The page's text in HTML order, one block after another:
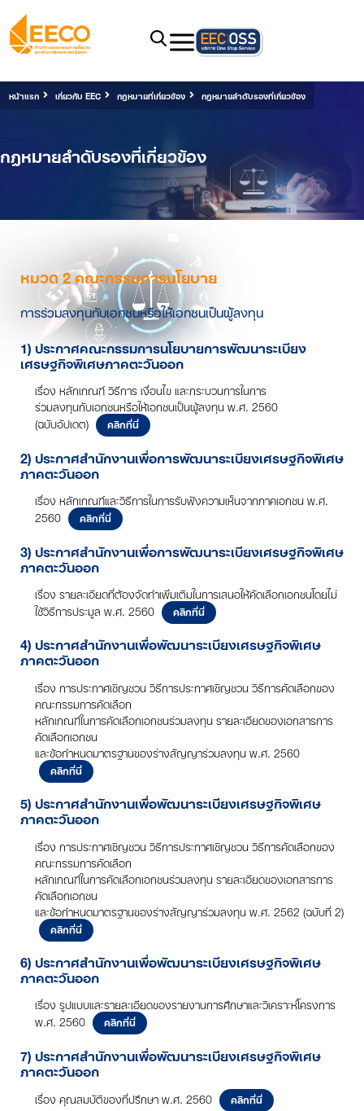
หน้าแรก เกี่ยวกับ EEC กฎหมายที่เกี่ยวข้อง กฎหมายลำดับรองที่เกี่ยวข้อง
กฎหมายลำดับรองที่เกี่ยวข้อง
หมวด 2 คณะกรรมการนโยบาย
การร่วมลงทุนกับเอกชนหรือให้เอกชนเป็นผู้ลงทุน
1) ประกาศคณะกรรมการนโยบายการพัฒนาระเบียง
เศรษฐกิจพิเศษภาคตะวันออก
เรื่อง หลักเกณฑ์ วิธีการ เงื่อนไข และกระบวนการในการ
ร่วมลงทุนกับเอกชนหรือให้เอกชนเป็นผู้ลงทุน พ.ศ. 2560
(ฉบับอัปเดต) คลิกที่นี่
2) ประกาศสำนักงานเพื่อการพัฒนาระเบียงเศรษฐกิจพิเศษ
ภาคตะวันออก
เรื่อง หลักเกณฑ์และวิธีการในการรับฟังความเห็นจากภาคเอกชน พ.ศ.
2560 คลิกที่นี่
3) ประกาศสำนักงานเพื่อการพัฒนาระเบียงเศรษฐกิจพิเศษ
ภาคตะวันออก
เรื่อง รายละเอียดที่ต้องจัดทำเพิ่มเติมในการเสนอให้คัดเลือกเอกชนโดยไม่
ใช้วิธีการประมูล พ.ศ. 2560 คลิกที่นี่
4) ประกาศสำนักงานเพื่อพัฒนาระเบียงเศรษฐกิจพิเศษ
ภาคตะวันออก
เรื่อง การประกาศเชิญชวน วิธีการประกาศเชิญชวน วิธีการคัดเลือกของ
คณะกรรมการคัดเลือก
หลักเกณฑ์ในการคัดเลือกเอกชนร่วมลงทุน รายละเอียดของเอกสารการ
คัดเลือกเอกชน
และข้อกำหนดมาตรฐานของร่างสัญญาร่วมลงทุน พ.ศ. 2560
คลิกที่นี่
5) ประกาศสำนักงานเพื่อพัฒนาระเบียงเศรษฐกิจพิเศษ
ภาคตะวันออก
เรื่อง การประกาศเชิญชวน วิธีการประกาศเชิญชวน วิธีการคัดเลือกของ
คณะกรรมการคัดเลือก
หลักเกณฑ์ในการคัดเลือกเอกชนร่วมลงทุน รายละเอียดของเอกสารการ
คัดเลือกเอกชน
และข้อกำหนดมาตรฐานของร่างสัญญาร่วมลงทุน พ.ศ. 2562 (ฉบับที่ 2)
คลิกที่นี่
6) ประกาศสำนักงานเพื่อพัฒนาระเบียงเศรษฐกิจพิเศษ
ภาคตะวันออก
เรื่อง รูปแบบและรายละเอียดของรายงานการศึกษาและวิเคราะห์โครงการ
พ.ศ. 2560 คลิกที่นี่
7) ประกาศสำนักงานเพื่อพัฒนาระเบียงเศรษฐกิจพิเศษ
ภาคตะวันออก
เรื่อง คุณสมบัติของที่ปรึกษา พ.ศ. 2560 คลิกที่นี่